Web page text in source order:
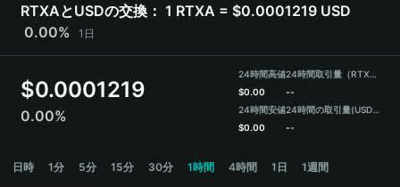
Bahasa Indonesia
ภาษาไทย
हिन्दी
Español
Português (Brasil)
RTXAとUSDの交換： 1 RTXA = $0.0001219 USD
0.00%
1日
$0.0001219
0.00%
24時間高値
$0.00
24時間安値
$0.00
24時間取引量（RTXA）
--
24時間の取引量(USDT)
--
日時 1分 5分 15分 30分 1時間 4時間 1日 1週間